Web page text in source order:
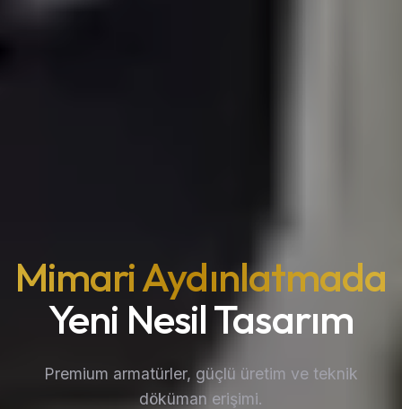
Mimari Aydınlatmada
Yeni Nesil Tasarım
Premium armatürler, güçlü üretim ve teknik
döküman erişimi.